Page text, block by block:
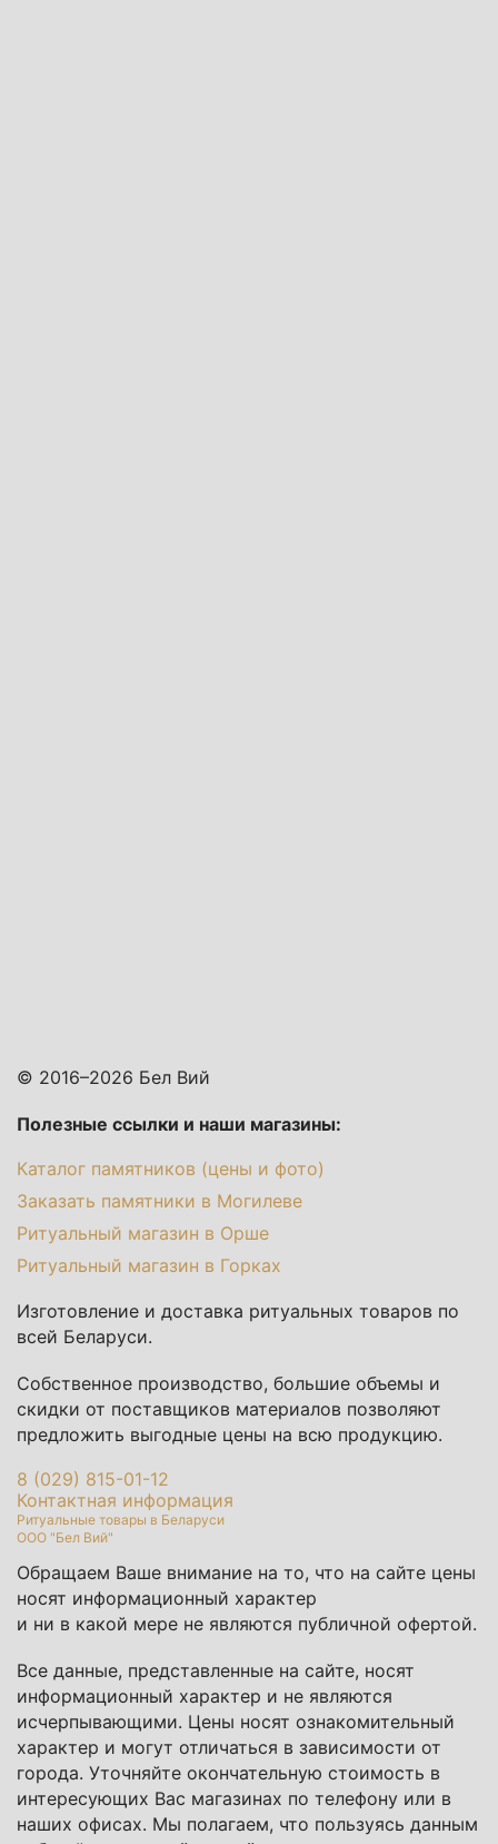
© 2016–2026 Бел Вий
Полезные ссылки и наши магазины:
Каталог памятников (цены и фото)
Заказать памятники в Могилеве
Ритуальный магазин в Орше
Ритуальный магазин в Горках
Изготовление и доставка ритуальных товаров по
всей Беларуси.
Собственное производство, большие объемы и
скидки от поставщиков материалов позволяют
предложить выгодные цены на всю продукцию.
8 (029) 815-01-12
Контактная информация
Ритуальные товары в Беларуси
ООО "Бел Вий"
Обращаем Ваше внимание на то, что на сайте цены
носят информационный характер
и ни в какой мере не являются публичной офертой.
Все данные, представленные на сайте, носят
информационный характер и не являются
исчерпывающими. Цены носят ознакомительный
характер и могут отличаться в зависимости от
города. Уточняйте окончательную стоимость в
интересующих Вас магазинах по телефону или в
наших офисах. Мы полагаем, что пользуясь данным